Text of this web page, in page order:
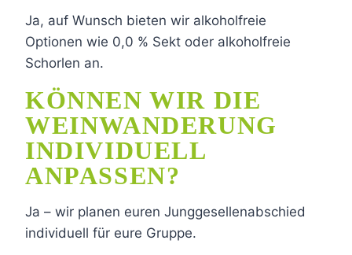
Ja, auf Wunsch bieten wir alkoholfreie
Optionen wie 0,0 % Sekt oder alkoholfreie
Schorlen an.
KÖNNEN WIR DIE
WEINWANDERUNG
INDIVIDUELL
ANPASSEN?
Ja – wir planen euren Junggesellenabschied
individuell für eure Gruppe.